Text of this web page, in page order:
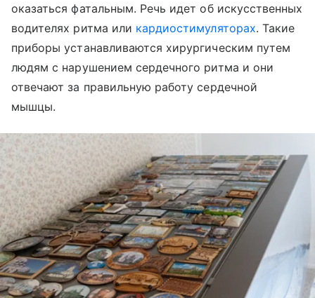
оказаться фатальным. Речь идет об искусственных
водителях ритма или кардиостимуляторах. Такие
приборы устанавливаются хирургическим путем
людям с нарушением сердечного ритма и они
отвечают за правильную работу сердечной
мышцы.